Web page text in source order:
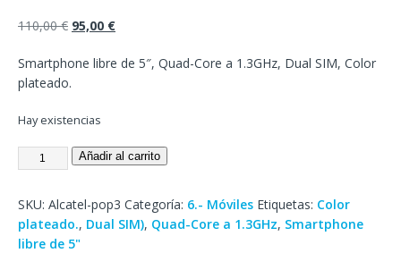
110,00€ 95,00 €
Smartphone libre de 5″, Quad-Core a 1.3GHz, Dual SIM, Color
plateado.
Hay existencias
Añadir al carrito
SKU: Alcatel-pop3 Categoría: 6.- Móviles Etiquetas: Color
plateado., Dual SIM), Quad-Core a 1.3GHz, Smartphone
libre de 5"